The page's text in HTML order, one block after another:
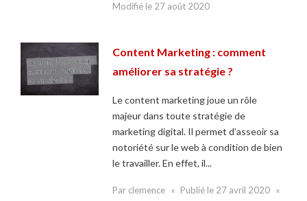
Modifié le 27 août 2020
Content Marketing : comment
améliorer sa stratégie ?
Le content marketing joue un rôle
majeur dans toute stratégie de
marketing digital. Il permet d’asseoir sa
notoriété sur le web à condition de bien
le travailler. En effet, il...
Par clemence Publié le 27 avril 2020